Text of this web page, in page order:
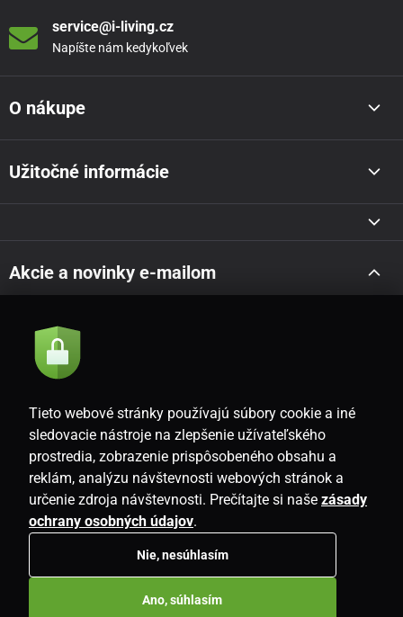
service@i-living.cz
Napíšte nám kedykoľvek
O nákupe
Užitočné informácie
Akcie a novinky e-mailom
Súhlasím so
SK
www.i-living.sk
Tieto webové stránky používajú súbory cookie a iné
sledovacie nástroje na zlepšenie užívateľského
prostredia, zobrazenie prispôsobeného obsahu a
reklám, analýzu návštevnosti webových stránok a
určenie zdroja návštevnosti. Prečítajte si naše zásady
ochrany osobných údajov.
Nie, nesúhlasím
Ano, súhlasím